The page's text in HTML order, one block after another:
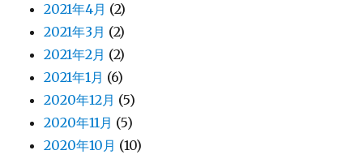
2021年4月 (2)
2021年3月 (2)
2021年2月 (2)
2021年1月 (6)
2020年12月 (5)
2020年11月 (5)
2020年10月 (10)